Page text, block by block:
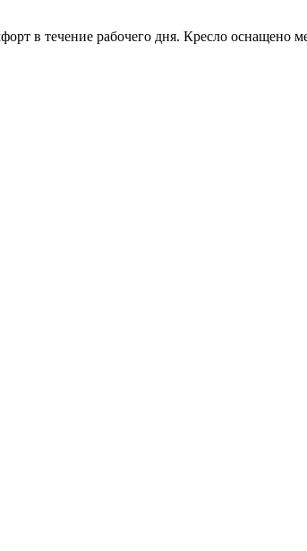
в течение рабочего дня. Кресло оснащено